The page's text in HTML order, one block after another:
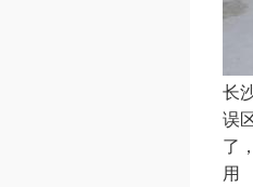
长
误
了
用